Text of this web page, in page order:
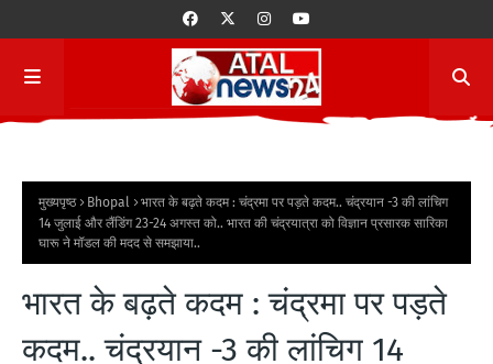
मुख्यपृष्ठ Bhopal
भारत के बढ़ते कदम : चंद्रमा पर पड़ते कदम.. चंद्रयान -3 की लांचिग
14 जुलाई और लैंडिंग 23-24 अगस्‍त को.. भारत की चंद्रयात्रा को विज्ञान प्रसारक सारिका
घारू ने मॉडल की मदद से समझाया..
भारत के बढ़ते कदम : चंद्रमा पर पड़ते
कदम.. चंद्रयान -3 की लांचिग 14